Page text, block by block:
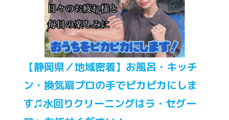
【静岡県／地域密着】お風呂・キッチ
ン・換気扇プロの手でピカピカにしま
す♫水回りクリーニングはラ・セグー